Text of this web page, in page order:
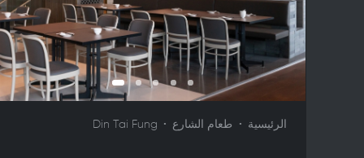
الرئيسية طعام الشارع Din Tai Fung